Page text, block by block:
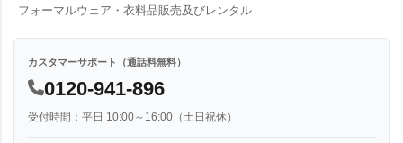
フォーマルウェア・衣料品販売及びレンタル
カスタマーサポート（通話料無料）
0120-941-896
受付時間：平日 10:00～16:00（土日祝休）